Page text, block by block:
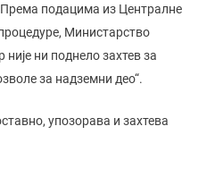
Према подацима из Централне
Министарство
ни поднело захтев за
за надземни део“.
упозорава и захтева